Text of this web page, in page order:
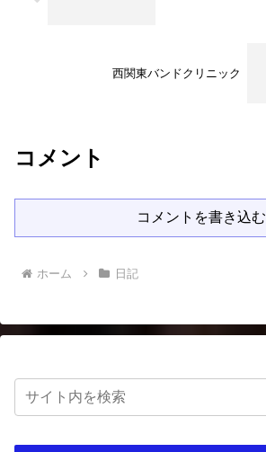
西関東バンドクリニック
コメント
コメントを書き込む
ホーム 日記